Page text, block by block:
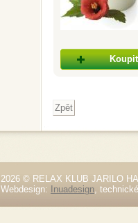
Koupit
2026 © RELAX KLUB JARILO
Webdesign: Inuadesign ,